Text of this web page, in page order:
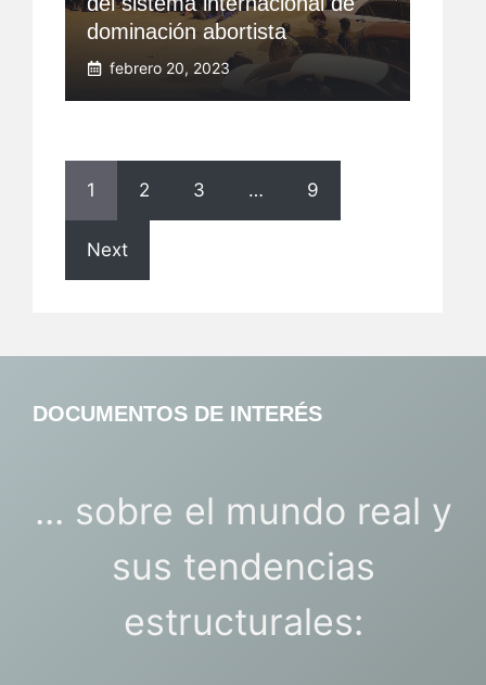
dominación abortista
febrero 20, 2023
1 2 3 … 9
Next
DOCUMENTOS DE INTERÉS
... sobre el mundo real y
sus tendencias
estructurales: